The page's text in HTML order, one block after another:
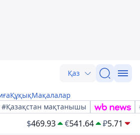
Қаз
ҚұқықМақалалар
#Қазақстан мақтанышы
$469.93 €541.64 ₽5.71